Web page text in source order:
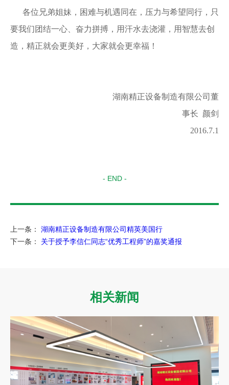
各位兄弟姐妹，困难与机遇同在，压力与希望同行，只
要我们团结一心、奋力拼搏，用汗水去浇灌，用智慧去创
造，精正就会更美好，大家就会更幸福！
湖南精正设备制造有限公司董
事长 颜剑
2016.7.1
- END -
上一条：
湖南精正设备制造有限公司精英美国行
下一条：
关于授予李信仁同志“优秀工程师”的嘉奖通报
相关新闻